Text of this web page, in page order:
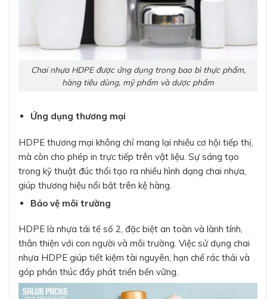
Chai nhựa HDPE được ứng dụng trong bao bì thực phẩm,
hàng tiêu dùng, mỹ phẩm và dược phẩm
Ứng dụng thương mại
HDPE thương mại không chỉ mang lại nhiều cơ hội tiếp thị,
mà còn cho phép in trực tiếp trên vật liệu. Sự sáng tạo
trong kỹ thuật đúc thổi tạo ra nhiều hình dạng chai nhựa,
giúp thương hiệu nổi bật trên kệ hàng.
Bảo vệ môi trường
HDPE là nhựa tái tế số 2, đặc biệt an toàn và lành tính,
thân thiện với con người và môi trường. Việc sử dụng chai
nhựa HDPE giúp tiết kiệm tài nguyên, hạn chế rác thải và
góp phần thúc đẩy phát triển bền vững.